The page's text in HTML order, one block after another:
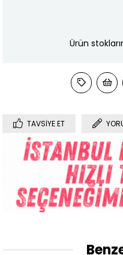
Ürün
TAVSIYE ET